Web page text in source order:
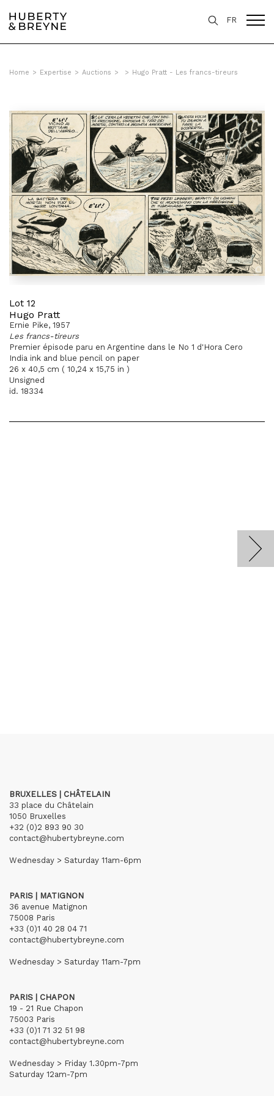
FR
Home > Expertise > Auctions > > Hugo Pratt - Les francs-tireurs
Lot 12
Hugo Pratt
Ernie Pike, 1957
Les francs-tireurs
Premier épisode paru en Argentine dans le No 1 d'Hora Cero
India ink and blue pencil on paper
26 x 40,5 cm ( 10,24 x 15,75 in )
Unsigned
id. 18334
BRUXELLES | CHÂTELAIN
33 place du Châtelain
1050 Bruxelles
+32 (0)2 893 90 30
contact@hubertybreyne.com
Wednesday > Saturday 11am-6pm
PARIS | MATIGNON
36 avenue Matignon
75008 Paris
+33 (0)1 40 28 04 71
contact@hubertybreyne.com
Wednesday > Saturday 11am-7pm
PARIS | CHAPON
19 - 21 Rue Chapon
75003 Paris
+33 (0)1 71 32 51 98
contact@hubertybreyne.com
Wednesday > Friday 1.30pm-7pm
Saturday 12am-7pm